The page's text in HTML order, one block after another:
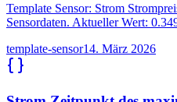
Template Sensor: Strom
Sensordaten. Aktueller Wert:
template-sensor14. März 2026